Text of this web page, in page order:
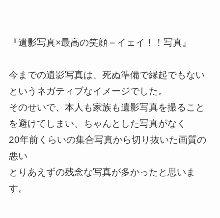
『遺影写真×最高の笑顔＝イェイ！！写真』
今までの遺影写真は、死ぬ準備で縁起でもない
というネガティブなイメージでした。
そのせいで、本人も家族も遺影写真を撮ること
を避けてしまい、ちゃんとした写真がなく
20年前くらいの集合写真から切り抜いた画質の
悪い
とりあえずの残念な写真が多かったと思いま
す。